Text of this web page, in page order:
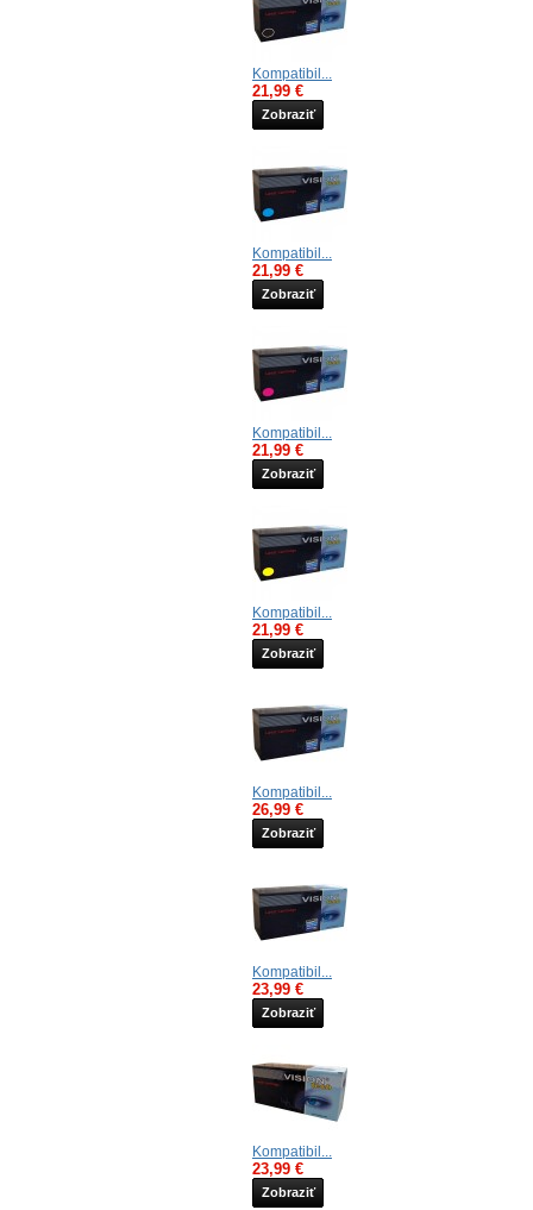
Kompatibil...
21,99 €
Zobraziť
Kompatibil...
21,99 €
Zobraziť
Kompatibil...
21,99 €
Zobraziť
Kompatibil...
21,99 €
Zobraziť
Kompatibil...
26,99 €
Zobraziť
Kompatibil...
23,99 €
Zobraziť
Kompatibil...
23,99 €
Zobraziť